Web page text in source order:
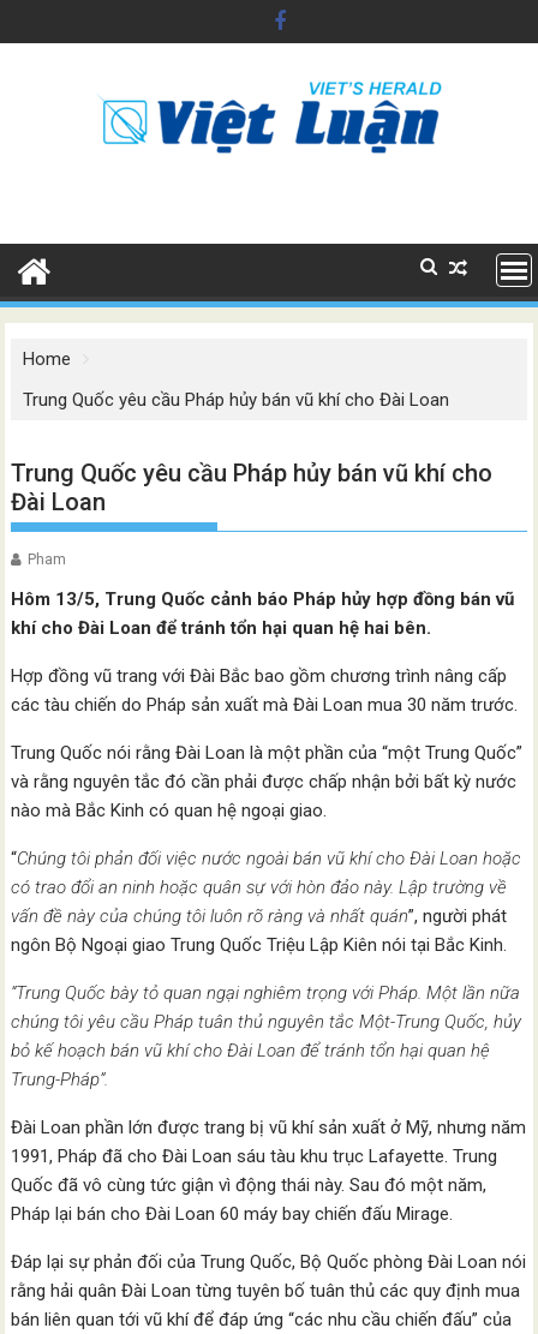
to
Home
Trung Quốc yêu cầu Pháp hủy bán vũ khí cho Đài Loan
Trung Quốc yêu cầu Pháp hủy bán vũ khí cho
Đài Loan
Pham
Hôm 13/5, Trung Quốc cảnh báo Pháp hủy hợp đồng bán vũ
khí cho Đài Loan để tránh tổn hại quan hệ hai bên.
Hợp đồng vũ trang với Đài Bắc bao gồm chương trình nâng cấp
các tàu chiến do Pháp sản xuất mà Đài Loan mua 30 năm trước.
Trung Quốc nói rằng Đài Loan là một phần của “một Trung Quốc”
và rằng nguyên tắc đó cần phải được chấp nhận bởi bất kỳ nước
nào mà Bắc Kinh có quan hệ ngoại giao.
“Chúng tôi phản đối việc nước ngoài bán vũ khí cho Đài Loan hoặc
có trao đổi an ninh hoặc quân sự với hòn đảo này. Lập trường về
vấn đề này của chúng tôi luôn rõ ràng và nhất quán”, người phát
ngôn Bộ Ngoại giao Trung Quốc Triệu Lập Kiên nói tại Bắc Kinh.
“Trung Quốc bày tỏ quan ngại nghiêm trọng với Pháp. Một lần nữa
chúng tôi yêu cầu Pháp tuân thủ nguyên tắc Một-Trung Quốc, hủy
bỏ kế hoạch bán vũ khí cho Đài Loan để tránh tổn hại quan hệ
Trung-Pháp”.
Đài Loan phần lớn được trang bị vũ khí sản xuất ở Mỹ, nhưng năm
1991, Pháp đã cho Đài Loan sáu tàu khu trục Lafayette. Trung
Quốc đã vô cùng tức giận vì động thái này. Sau đó một năm,
Pháp lại bán cho Đài Loan 60 máy bay chiến đấu Mirage.
Đáp lại sự phản đối của Trung Quốc, Bộ Quốc phòng Đài Loan nói
rằng hải quân Đài Loan từng tuyên bố tuân thủ các quy định mua
bán liên quan tới vũ khí để đáp ứng “các nhu cầu chiến đấu” của